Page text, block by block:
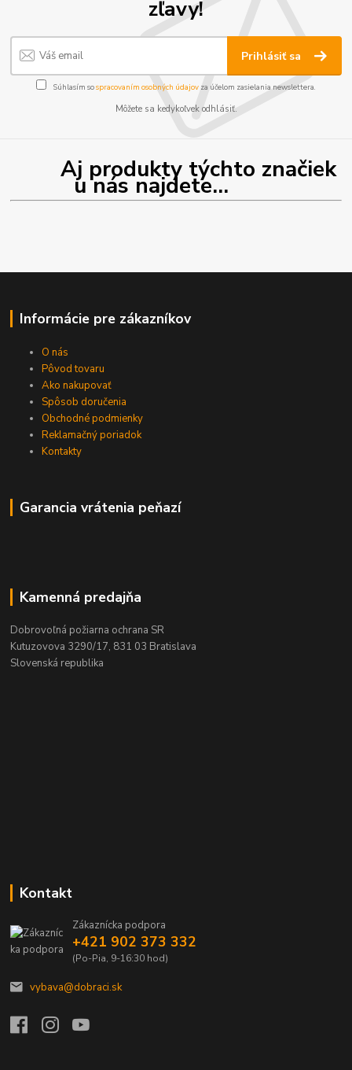
zľavy!
Prihlásiť sa
Súhlasím sospracovaním osobných údajov za účelom zasielania newslettera.
Môžete sa kedykoľvek odhlásiť.
Aj produkty týchto značiek
u nás najdete...
Informácie pre zákazníkov
O nás
Pôvod tovaru
Ako nakupovať
Spôsob doručenia
Obchodné podmienky
Reklamačný poriadok
Kontakty
Garancia vrátenia peňazí
Kamenná predajňa
Dobrovoľná požiarna ochrana SR
Kutuzovova 3290/17, 831 03 Bratislava
Slovenská republika
Kontakt
Zákaznícka podpora
+421 902 373 332
(Po-Pia, 9-16:30 hod)
vybava@dobraci.sk